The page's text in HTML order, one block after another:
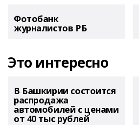
Фотобанк
журналистов РБ
Это интересно
В Башкирии состоится
распродажа
автомобилей с ценами
от 40 тыс рублей